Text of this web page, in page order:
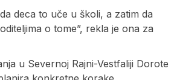
deca to uče u školi, a zatim da
o tome”, rekla je ona za
u Severnoj Rajni-Vestfaliji Dorote